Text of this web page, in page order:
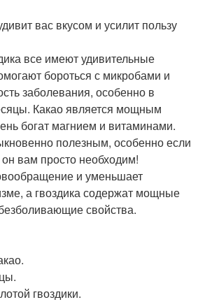
вас вкусом и усилит пользу
все имеют удивительные
бороться с микробами и
заболевания, особенно в
Какао является мощным
богат магнием и витаминами.
полезным, особенно если
вам просто необходим!
и уменьшает
а гвоздика содержат мощные
свойства.
гвоздики.